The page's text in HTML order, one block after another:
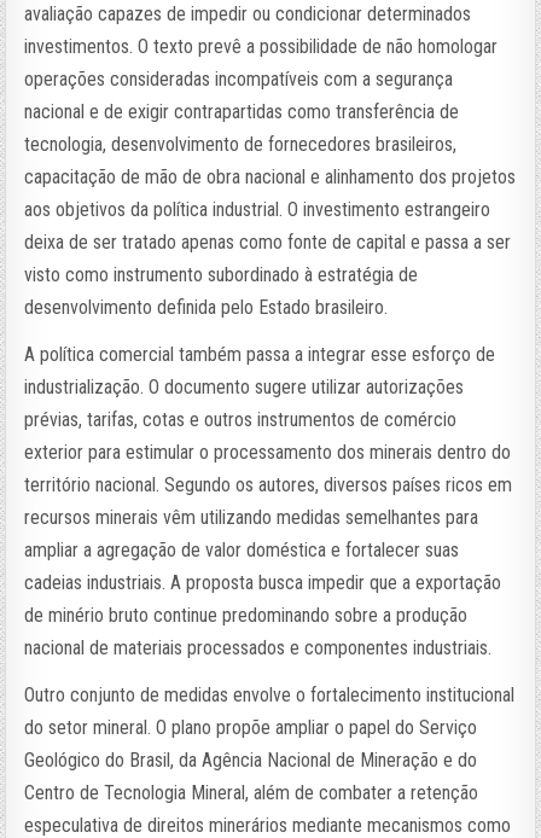
avaliação capazes de impedir ou condicionar determinados
investimentos. O texto prevê a possibilidade de não homologar
operações consideradas incompatíveis com a segurança
nacional e de exigir contrapartidas como transferência de
tecnologia, desenvolvimento de fornecedores brasileiros,
capacitação de mão de obra nacional e alinhamento dos projetos
aos objetivos da política industrial. O investimento estrangeiro
deixa de ser tratado apenas como fonte de capital e passa a ser
visto como instrumento subordinado à estratégia de
desenvolvimento definida pelo Estado brasileiro.
A política comercial também passa a integrar esse esforço de
industrialização. O documento sugere utilizar autorizações
prévias, tarifas, cotas e outros instrumentos de comércio
exterior para estimular o processamento dos minerais dentro do
território nacional. Segundo os autores, diversos países ricos em
recursos minerais vêm utilizando medidas semelhantes para
ampliar a agregação de valor doméstica e fortalecer suas
cadeias industriais. A proposta busca impedir que a exportação
de minério bruto continue predominando sobre a produção
nacional de materiais processados e componentes industriais.
Outro conjunto de medidas envolve o fortalecimento institucional
do setor mineral. O plano propõe ampliar o papel do Serviço
Geológico do Brasil, da Agência Nacional de Mineração e do
Centro de Tecnologia Mineral, além de combater a retenção
especulativa de direitos minerários mediante mecanismos como